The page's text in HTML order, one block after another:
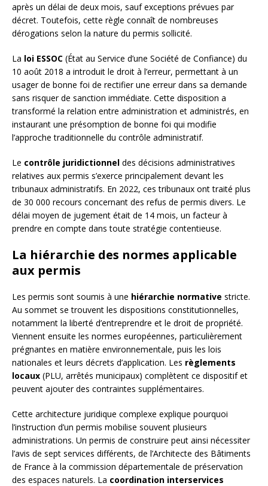
après un délai de deux mois, sauf exceptions prévues par
décret. Toutefois, cette règle connaît de nombreuses
dérogations selon la nature du permis sollicité.
La loi ESSOC (État au Service d’une Société de Confiance) du
10 août 2018 a introduit le droit à l’erreur, permettant à un
usager de bonne foi de rectifier une erreur dans sa demande
sans risquer de sanction immédiate. Cette disposition a
transformé la relation entre administration et administrés, en
instaurant une présomption de bonne foi qui modifie
l’approche traditionnelle du contrôle administratif.
Le contrôle juridictionnel des décisions administratives
relatives aux permis s’exerce principalement devant les
tribunaux administratifs. En 2022, ces tribunaux ont traité plus
de 30 000 recours concernant des refus de permis divers. Le
délai moyen de jugement était de 14 mois, un facteur à
prendre en compte dans toute stratégie contentieuse.
La hiérarchie des normes applicable
aux permis
Les permis sont soumis à une hiérarchie normative stricte.
Au sommet se trouvent les dispositions constitutionnelles,
notamment la liberté d’entreprendre et le droit de propriété.
Viennent ensuite les normes européennes, particulièrement
prégnantes en matière environnementale, puis les lois
nationales et leurs décrets d’application. Les règlements
locaux (PLU, arrêtés municipaux) complètent ce dispositif et
peuvent ajouter des contraintes supplémentaires.
Cette architecture juridique complexe explique pourquoi
l’instruction d’un permis mobilise souvent plusieurs
administrations. Un permis de construire peut ainsi nécessiter
l’avis de sept services différents, de l’Architecte des Bâtiments
de France à la commission départementale de préservation
des espaces naturels. La coordination interservices